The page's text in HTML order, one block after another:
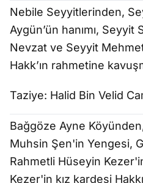
Nebile Seyyitlerinden,
Aygün’ün hanımı,
Nevzat ve Seyyit
Hakk’ın rahmetine
Taziye: Halid Bin Velid
Bağgöze Ayne
Muhsin Şen'in Yengesi,
Rahmetli Hüseyin
Kezer'in kız kardeşi